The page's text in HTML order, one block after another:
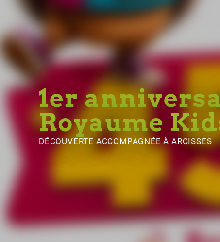
1er
Royaume
DÉCOUVERTE ACCOMPAGNÉEÀ ARCISSES